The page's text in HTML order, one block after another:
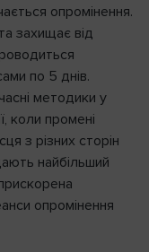
опромінення.
захищає від
по 5 днів.
методики у
коли промені
з різних сторін
найбільший
опромінення